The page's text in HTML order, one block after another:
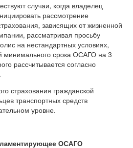
случаи, когда владелец
рассмотрение
зависящих от жизненной
рассматривая просьбу
на нестандартных условиях,
минимального срока ОСАГО на 3
рассчитывается согласно
страхования гражданской
транспортных средств
уровне.
ОСАГО